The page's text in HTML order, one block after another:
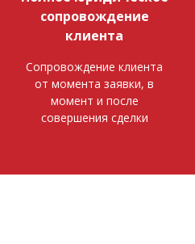
сопровождение
клиента
Сопровождение клиента
от момента заявки, в
момент и после
совершения сделки